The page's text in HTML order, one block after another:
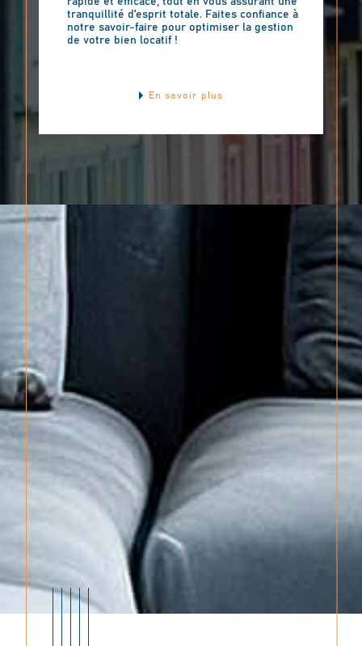
tranquillité d'esprit totale. Faites confiance à
notre savoir-faire pour optimiser la gestion
de votre bien locatif !
En savoir plus